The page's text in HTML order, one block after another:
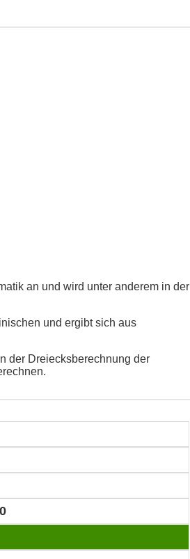
an und wird unter anderem in der
und ergibt sich aus
der Dreiecksberechnung der